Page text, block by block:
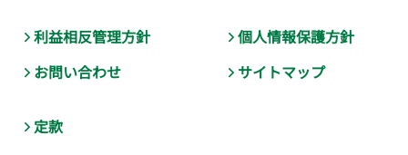
利益相反管理方針
お問い合わせ
個人情報保護方針
サイトマップ
定款